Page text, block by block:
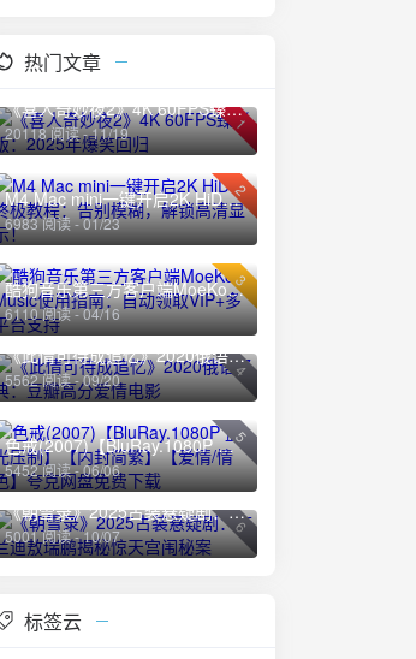
热门文章
1
《喜人奇妙夜2》4K 60FPS臻彩版：2025年爆笑回归
20118 阅读 - 11/19
2
M4 Mac mini一键开启2K HiDPI终极教程：告别模糊，解锁高清显示！
6983 阅读 - 01/23
3
酷狗音乐第三方客户端MoeKoe Music使用指南：自动领取VIP+多平台支持
6110 阅读 - 04/16
4
《此情可待成追忆》2020俄语经典：豆瓣高分爱情电影
5562 阅读 - 09/20
5
色戒(2007)【BluRay.1080P 蓝光压制】【内封简繁】【爱情/情色】夸克网盘免费下载
5452 阅读 - 06/06
6
《朝雪录》2025古装悬疑剧：李兰迪敖瑞鹏揭秘惊天宫闱秘案
5001 阅读 - 10/07
标签云